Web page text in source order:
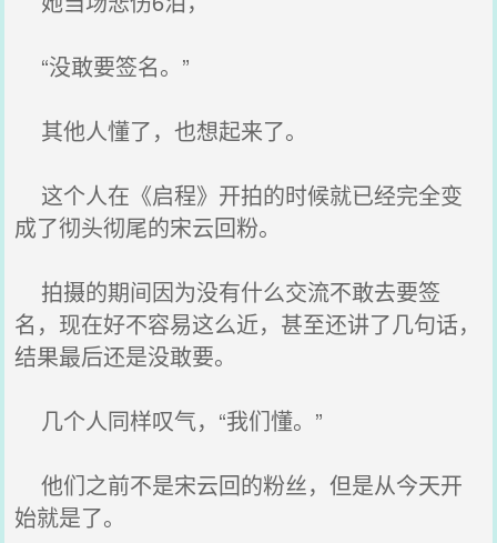
“没敢要签名。”
其他人懂了，也想起来了。
这个人在《启程》开拍的时候就已经完全变
成了彻头彻尾的宋云回粉。
拍摄的期间因为没有什么交流不敢去要签
名，现在好不容易这么近，甚至还讲了几句话，
结果最后还是没敢要。
几个人同样叹气，“我们懂。”
他们之前不是宋云回的粉丝，但是从今天开
始就是了。